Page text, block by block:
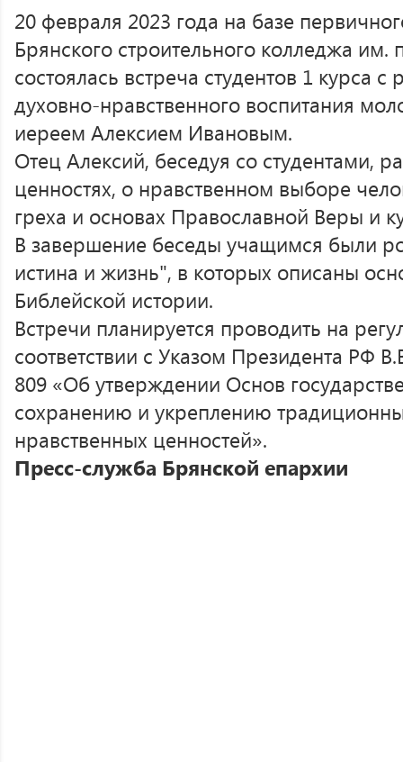
20 февраля 2023 года на базе
Брянского строительного колледжа
состоялась встреча студентов 1 курса
духовно-нравственного воспитания
иереем Алексием Ивановым.
Отец Алексий, беседуя со студентами,
ценностях, о нравственном выборе
греха и основах Православной Веры и
В завершение беседы учащимся были
истина и жизнь", в которых описаны
Библейской истории.
Встречи планируется проводить на
соответствии с Указом Президента РФ
809 «Об утверждении Основ
сохранению и укреплению
нравственных ценностей».
Пресс-служба Брянской епархии